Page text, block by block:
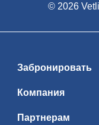
Забронировать
Компания
Партнерам
© 2026